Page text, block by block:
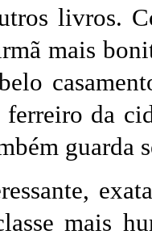
livros.
mais
da
guarda
mais